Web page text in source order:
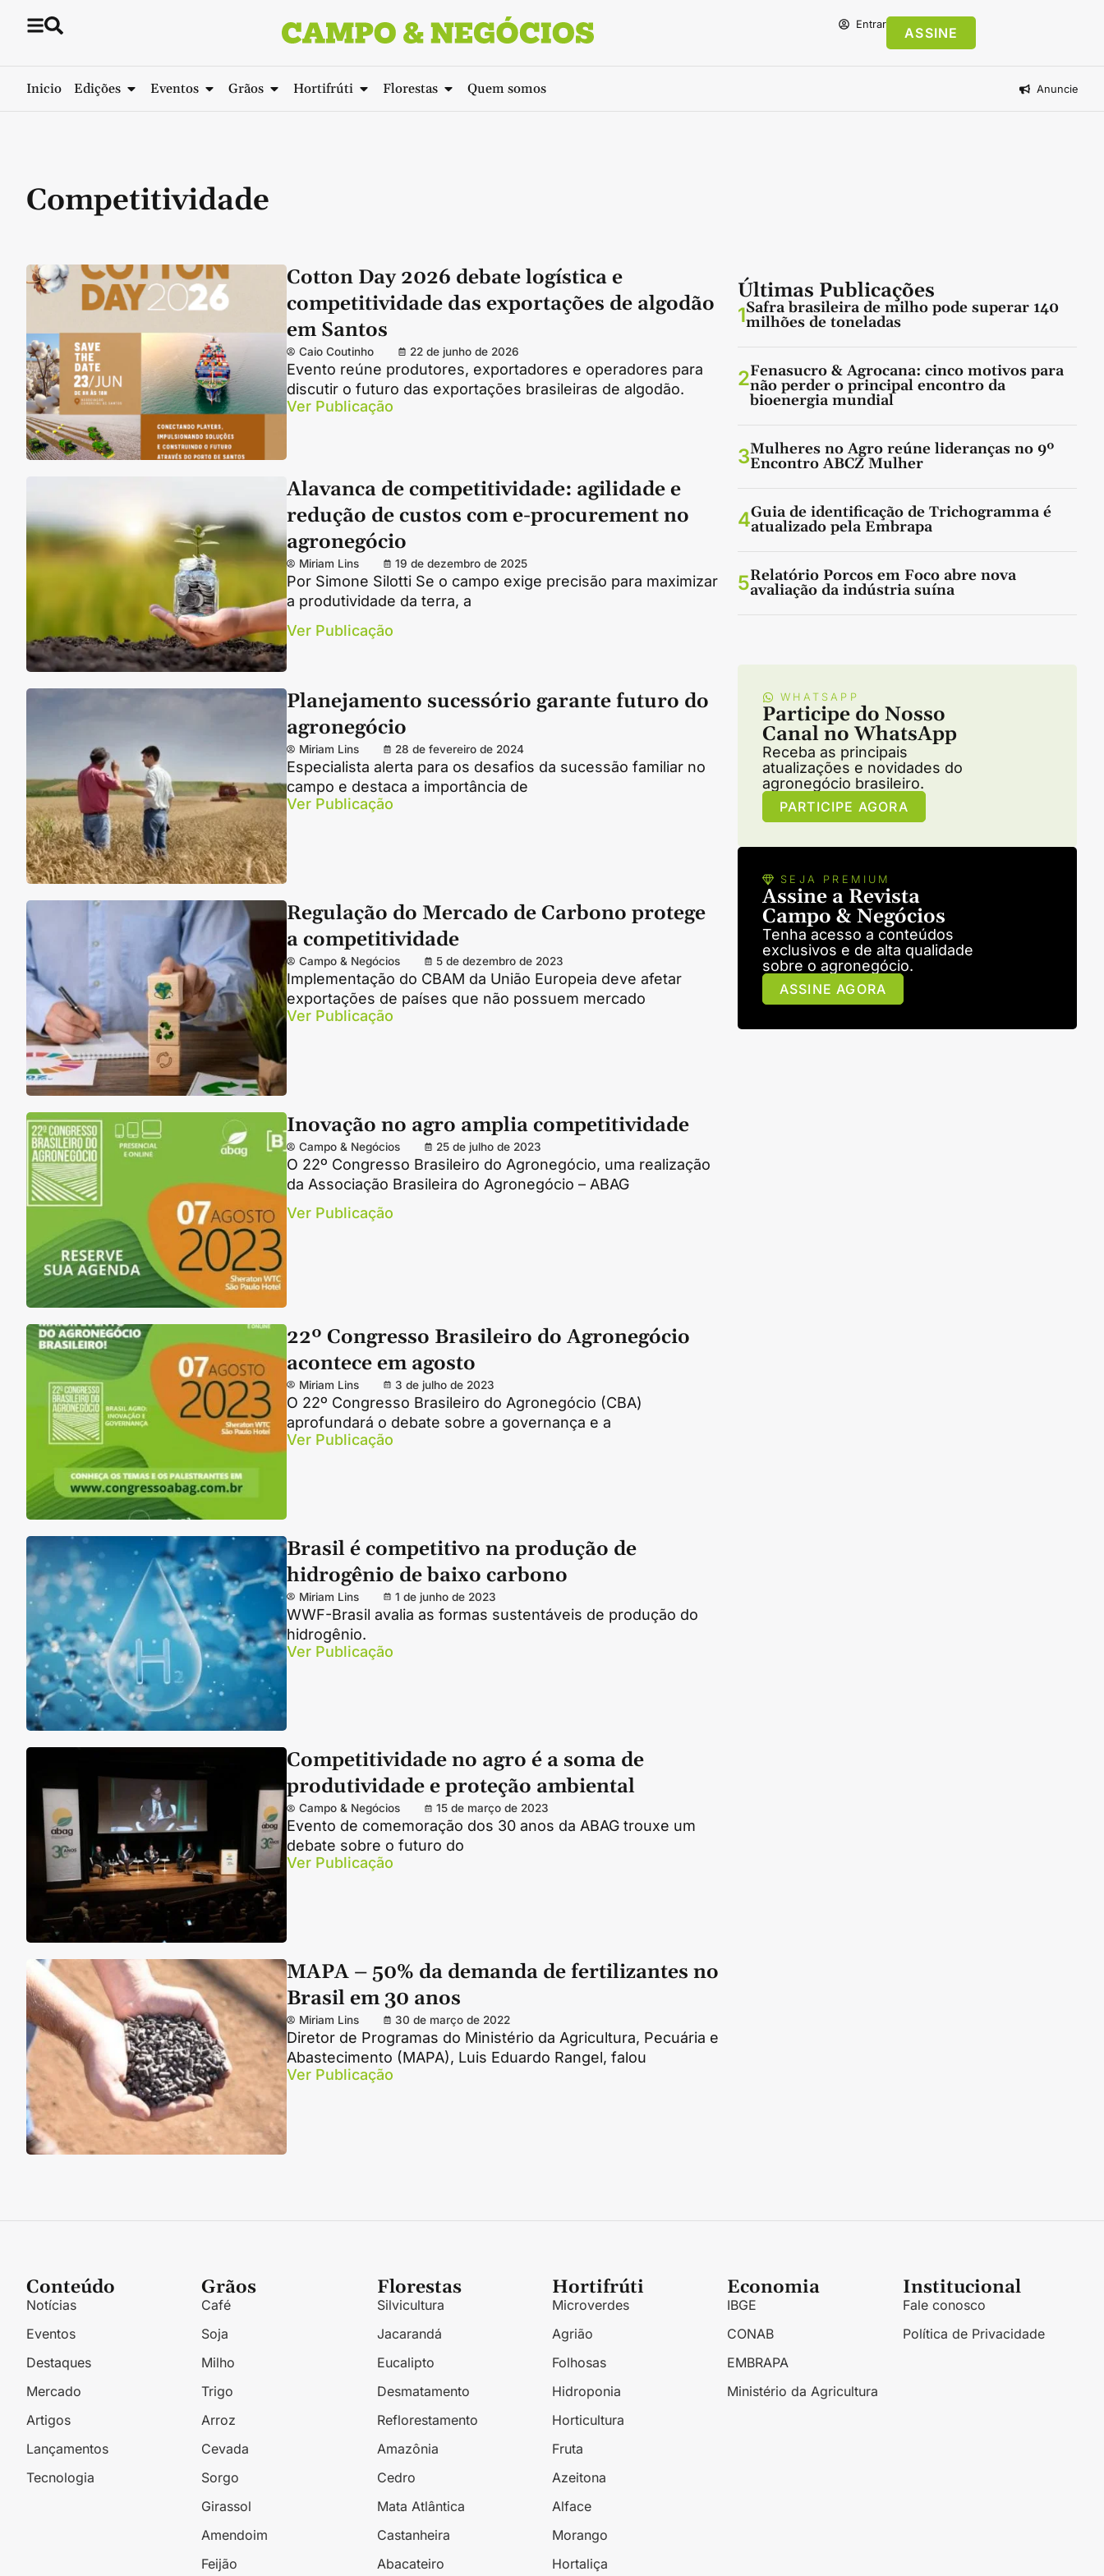
Entrar
ASSINE
Inicio Edições Eventos Grãos Hortifrúti Florestas Quem somos Anuncie
Competitividade
Cotton Day 2026 debate logística e
competitividade das exportações de algodão
em Santos
Caio Coutinho 22 de junho de 2026
Evento reúne produtores, exportadores e operadores para
discutir o futuro das exportações brasileiras de algodão.
Ver Publicação
Alavanca de competitividade: agilidade e
redução de custos com e-procurement no
agronegócio
Miriam Lins 19 de dezembro de 2025
Por Simone Silotti Se o campo exige precisão para maximizar
a produtividade da terra, a
Ver Publicação
Planejamento sucessório garante futuro do
agronegócio
Miriam Lins 28 de fevereiro de 2024
Especialista alerta para os desafios da sucessão familiar no
campo e destaca a importância de
Ver Publicação
Regulação do Mercado de Carbono protege
a competitividade
Campo & Negócios 5 de dezembro de 2023
Implementação do CBAM da União Europeia deve afetar
exportações de países que não possuem mercado
Ver Publicação
Inovação no agro amplia competitividade
Campo & Negócios 25 de julho de 2023
O 22º Congresso Brasileiro do Agronegócio, uma realização
da Associação Brasileira do Agronegócio – ABAG
Ver Publicação
22º Congresso Brasileiro do Agronegócio
acontece em agosto
Miriam Lins 3 de julho de 2023
O 22º Congresso Brasileiro do Agronegócio (CBA)
aprofundará o debate sobre a governança e a
Ver Publicação
Brasil é competitivo na produção de
hidrogênio de baixo carbono
Miriam Lins 1 de junho de 2023
WWF-Brasil avalia as formas sustentáveis de produção do
hidrogênio.
Ver Publicação
Competitividade no agro é a soma de
produtividade e proteção ambiental
Campo & Negócios 15 de março de 2023
Evento de comemoração dos 30 anos da ABAG trouxe um
debate sobre o futuro do
Ver Publicação
MAPA – 50% da demanda de fertilizantes no
Brasil em 30 anos
Miriam Lins 30 de março de 2022
Diretor de Programas do Ministério da Agricultura, Pecuária e
Abastecimento (MAPA), Luis Eduardo Rangel, falou
Ver Publicação
Últimas Publicações
1Safra brasileira de milho pode superar 140
milhões de toneladas
2Fenasucro & Agrocana: cinco motivos para
não perder o principal encontro da
bioenergia mundial
3Mulheres no Agro reúne lideranças no 9º
Encontro ABCZ Mulher
4Guia de identificação de Trichogramma é
atualizado pela Embrapa
5Relatório Porcos em Foco abre nova
avaliação da indústria suína
WHATSAPP
Participe do Nosso
Canal no WhatsApp
Receba as principais
atualizações e novidades do
agronegócio brasileiro.
PARTICIPE AGORA
SEJA PREMIUM
Assine a Revista
Campo & Negócios
Tenha acesso a conteúdos
exclusivos e de alta qualidade
sobre o agronegócio.
ASSINE AGORA
Conteúdo
Notícias
Eventos
Destaques
Mercado
Artigos
Lançamentos
Tecnologia
Grãos
Café
Soja
Milho
Trigo
Arroz
Cevada
Sorgo
Girassol
Amendoim
Feijão
Florestas
Silvicultura
Jacarandá
Eucalipto
Desmatamento
Reflorestamento
Amazônia
Cedro
Mata Atlântica
Castanheira
Abacateiro
Hortifrúti
Microverdes
Agrião
Folhosas
Hidroponia
Horticultura
Fruta
Azeitona
Alface
Morango
Hortaliça
Economia
IBGE
CONAB
EMBRAPA
Ministério da Agricultura
Institucional
Fale conosco
Política de Privacidade